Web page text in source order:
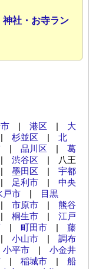
神社・お寺ラン
| 港区 | 大
杉並区 | 北
| 品川区 | 葛
渋谷区 | 八王
墨田区 | 宇都
足利市 | 中央
戸市 |
目黒
市原市 | 熊谷
桐生市 | 江戸
| 町田市 | 藤
小山市 | 調布
小平市 | 小金井
| 稲城市 | 船